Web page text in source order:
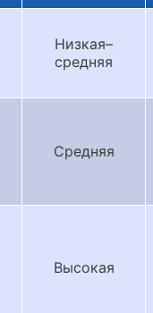
Низкая–
средняя
Средняя
Высокая